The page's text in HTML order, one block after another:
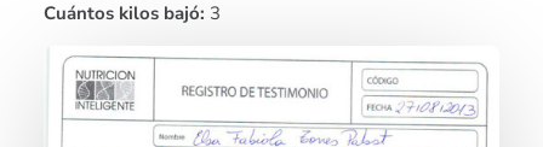
Cuántos kilos bajó: 3